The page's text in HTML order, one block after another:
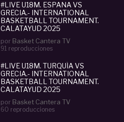
#LIVE U18M. ESPAÑA VS
GRECIA.- INTERNATIONAL
BASKETBALL TOURNAMENT.
CALATAYUD 2025
por Basket Cantera TV
91 reproducciones
#LIVE U18M. TURQUÍA VS
GRECIA.- INTERNATIONAL
BASKETBALL TOURNAMENT.
CALATAYUD 2025
por Basket Cantera TV
60 reproducciones